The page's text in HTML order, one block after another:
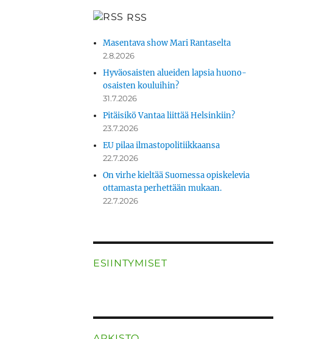
RSS
Masentava show Mari Rantaselta
2.8.2026
Hyväosaisten alueiden lapsia huono-
osaisten kouluihin?
31.7.2026
Pitäisikö Vantaa liittää Helsinkiin?
23.7.2026
EU pilaa ilmastopolitiikkaansa
22.7.2026
On virhe kieltää Suomessa opiskelevia
ottamasta perhettään mukaan.
22.7.2026
ESIINTYMISET